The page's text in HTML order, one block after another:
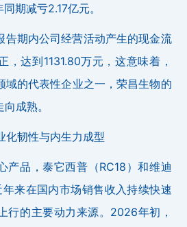
期减亏2.17亿元。
告期内公司经营活动产生的现金流
，达到1131.80万元，这意味着，
域的代表性企业之一，荣昌生物的
成熟。
化韧性与内生力成型
产品，泰它西普（RC18）和维迪
来在国内市场销售收入持续快速
行的主要动力来源。2026年初，